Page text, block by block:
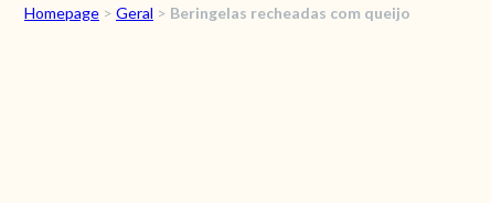
Homepage > Geral > Beringelas recheadas com queijo